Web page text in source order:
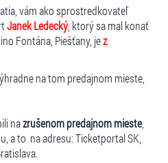
vám ako sprostredkovateľ
Janek Ledecký , ktorý sa mal konať
Fontána, Piešťany, jez
na tom predajnom mieste,
nazrušenom predajnom mieste,
a to na adresu: Ticketportal SK,